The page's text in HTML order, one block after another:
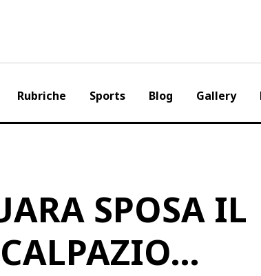
Rubriche Sports Blog Gallery
SPOSA IL